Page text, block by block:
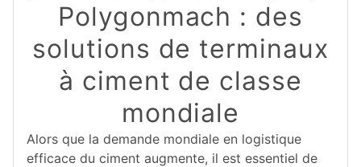
Polygonmach : des
solutions de terminaux
à ciment de classe
mondiale
Alors que la demande mondiale en logistique
efficace du ciment augmente, il est essentiel de